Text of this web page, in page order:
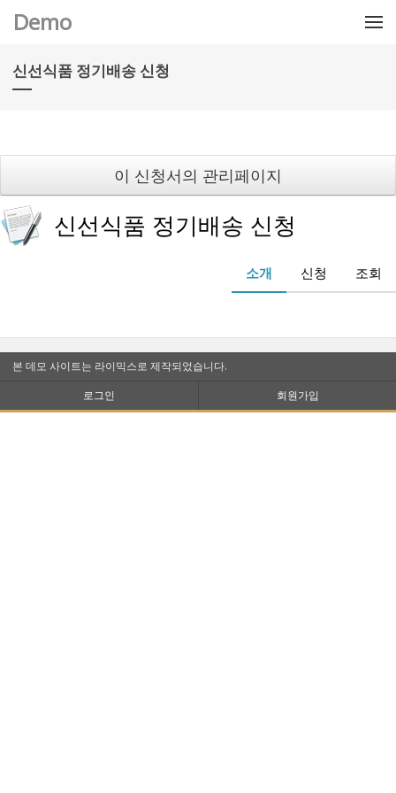
Demo
신선식품 정기배송 신청
이 신청서의 관리페이지
신선식품 정기배송 신청
소개 신청 조회
본 데모 사이트는 라이믹스로 제작되었습니다.
로그인
회원가입